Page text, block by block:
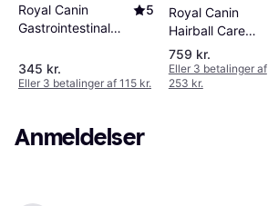
Royal Canin
Gastrointestinal
4kg
5
345 kr.
Eller 3 betalinger af 115 kr.
Royal Canin
Hairball Care
10kg
759 kr.
Eller 3 betalinger af
253 kr.
Anmeldelser